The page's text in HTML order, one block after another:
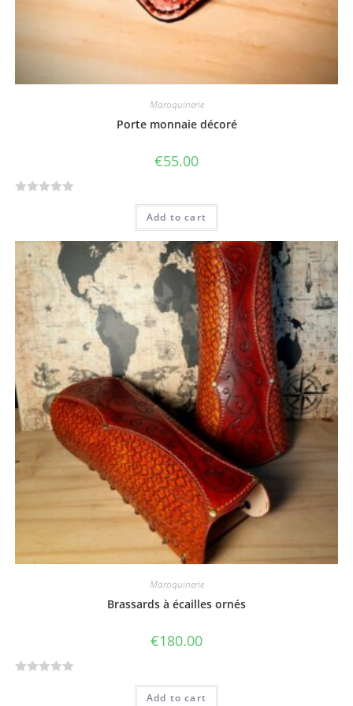
Maroquinerie
Porte monnaie décoré
€55.00
d
0
o
u
5
Add to cart
Maroquinerie
Brassards à écailles ornés
€180.00
Add to cart